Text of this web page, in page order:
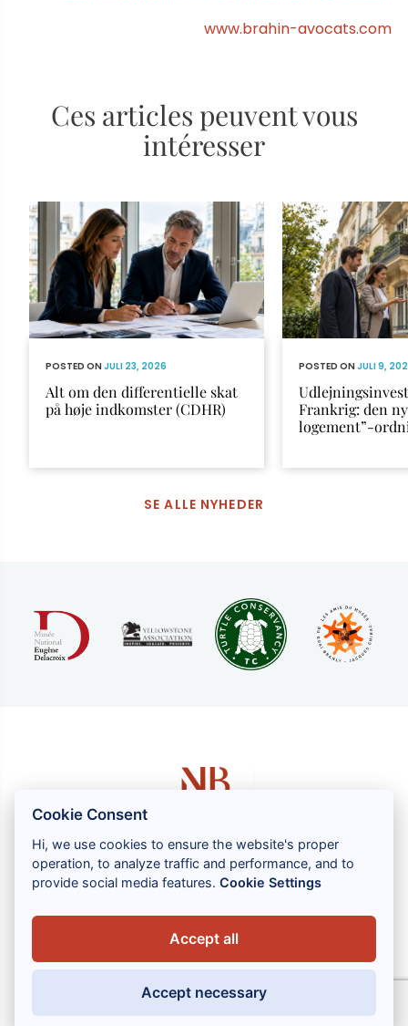
www.brahin-avocats.com
Ces articles peuvent vous
intéresser
POSTED ONJULI 23, 2026
Alt om den differentielle skat
på høje indkomster (CDHR)
POSTED ONJULI 9,
Frankrig: den
logement”-
SE ALLE NYHEDER
1 rue Louis GASSIN - 06300 NICE
Vores tjenester
Nyttige links
Cookie Consent
Hi, we use cookies to ensure the website's proper
operation, to analyze traffic and performance, and to
provide social media features.Cookie Settings
Accept all
Accept necessary